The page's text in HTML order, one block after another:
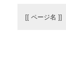
[[ ページ名 ]]